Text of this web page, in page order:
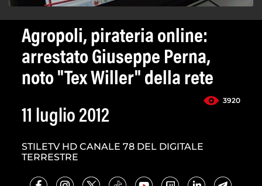
Agropoli, pirateria online:
arrestato Giuseppe Perna,
noto "Tex Willer" della rete
3920
11 luglio 2012
STILETV HD CANALE 78 DEL DIGITALE
TERRESTRE